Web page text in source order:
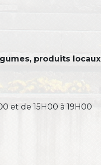
produits locaux
et de 15H00 à 19H00